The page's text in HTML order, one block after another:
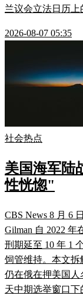
兰议会立法日历上
2026-08-07 05:35
社会热点
美国海军陆
性恍惚"
CBS News 8 月 6
Gilman 自 2022 年
刑期延至 10 年 1
饲管维持。本文拆
仍在俄在押美国人
天中期选举窗口下